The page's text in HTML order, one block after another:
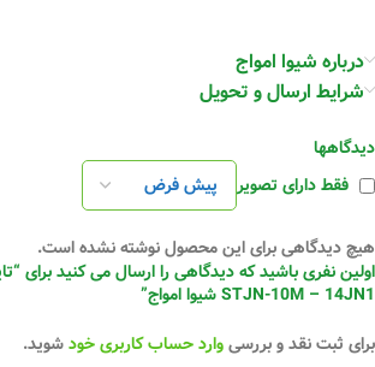
درباره شیوا امواج
شرایط ارسال و تحویل
دیدگاهها
فقط دارای تصویر
هیچ دیدگاهی برای این محصول نوشته نشده است.
STJN-10M – 14JN1 شیوا امواج”
برای ثبت نقد و بررسیوارد حساب کاربری خودشوید.